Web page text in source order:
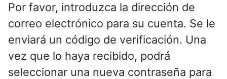
Por favor, introduzca la dirección de
correo electrónico para su cuenta. Se le
enviará un código de verificación. Una
vez que lo haya recibido, podrá
seleccionar una nueva contraseña para